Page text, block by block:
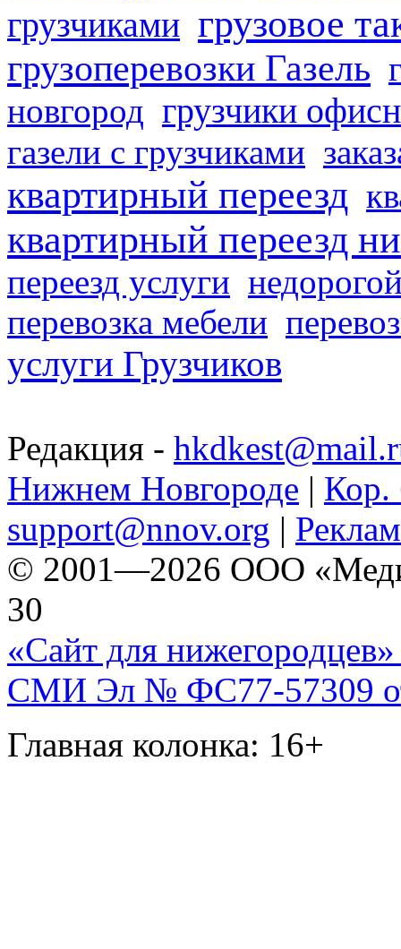
грузчиками грузовое
грузоперевозки Газель
новгород грузчики
газели с грузчиками
квартирный переезд
квартирный переезд
переезд услуги
перевозка мебели
услуги Грузчиков
Редакция -
Нижнем Новгороде | Кор.
support@nnov.org |
© 2001—2026 ООО
30
«Сайт для нижегородцев»
СМИ Эл № ФС77-57309
Главная колонка: 16+